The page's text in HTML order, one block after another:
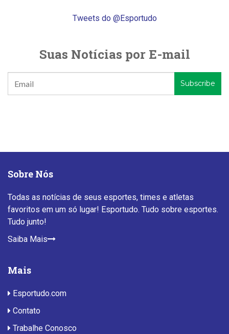
Tweets do @Esportudo
Suas Notícias por E-mail
Sobre Nós
Todas as notícias de seus esportes, times e atletas
favoritos em um só lugar! Esportudo. Tudo sobre esportes.
Tudo junto!
Saiba Mais
Mais
Esportudo.com
Contato
Trabalhe Conosco